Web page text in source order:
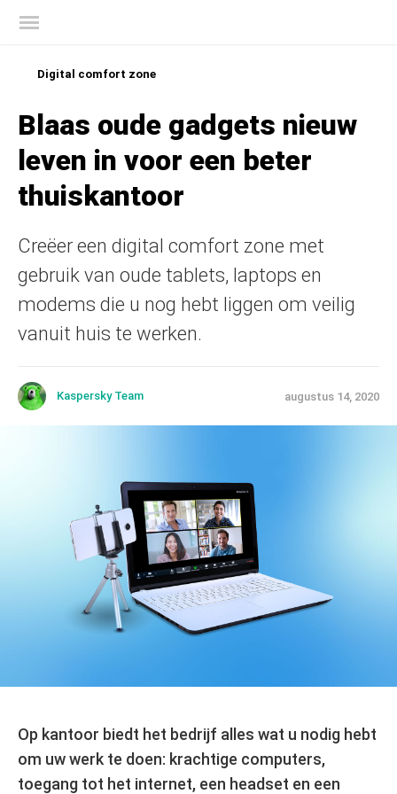
Digital comfort zone
Blaas oude gadgets nieuw
leven in voor een beter
thuiskantoor
Creëer een digital comfort zone met
gebruik van oude tablets, laptops en
modems die u nog hebt liggen om veilig
vanuit huis te werken.
Kaspersky Team augustus 14, 2020
Op kantoor biedt het bedrijf alles wat u nodig hebt
om uw werk te doen: krachtige computers,
toegang tot het internet, een headset en een